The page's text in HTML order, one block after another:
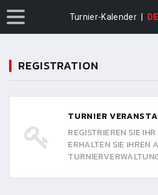
Turnier-Kalender DE
REGISTRATION
TURNIER
REGISTRIEREN SIE
ERHALTEN SIE IHREN